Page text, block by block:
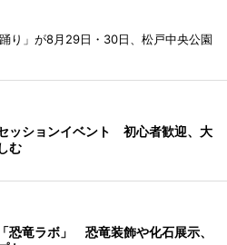
り」が8月29日・30日、松戸中央公園
ッションイベント 初心者歓迎、大
む
恐竜ラボ」 恐竜装飾や化石展示、